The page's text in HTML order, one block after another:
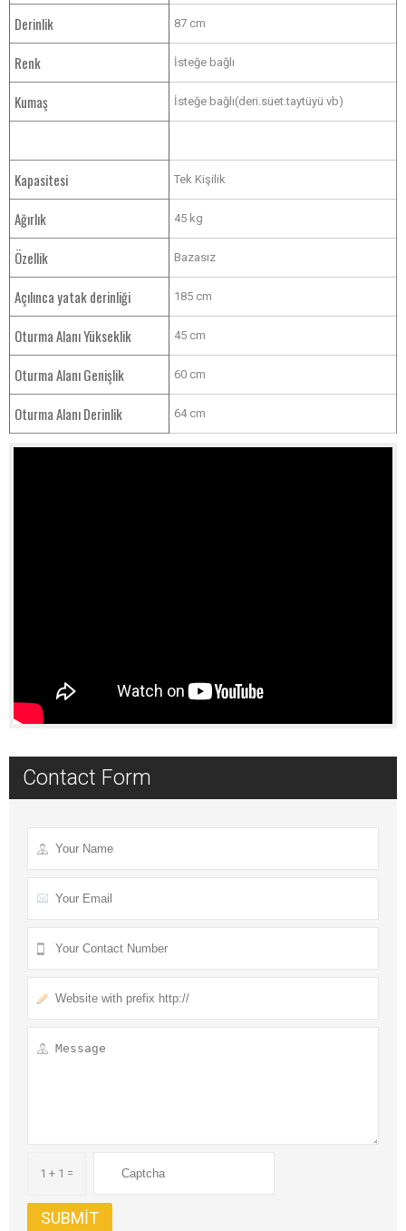
Derinlik 87 cm
Renk İsteğe bağlı
Kumaş İsteğe bağlı(deri.süet.taytüyü vb)
Kapasitesi Tek Kişilik
Ağırlık 45 kg
Özellik Bazasız
Açılınca yatak derinliği 185 cm
Oturma Alanı Yükseklik 45 cm
Oturma Alanı Genişlik 60 cm
Oturma Alanı Derinlik 64 cm
Contact Form
1 + 1 =